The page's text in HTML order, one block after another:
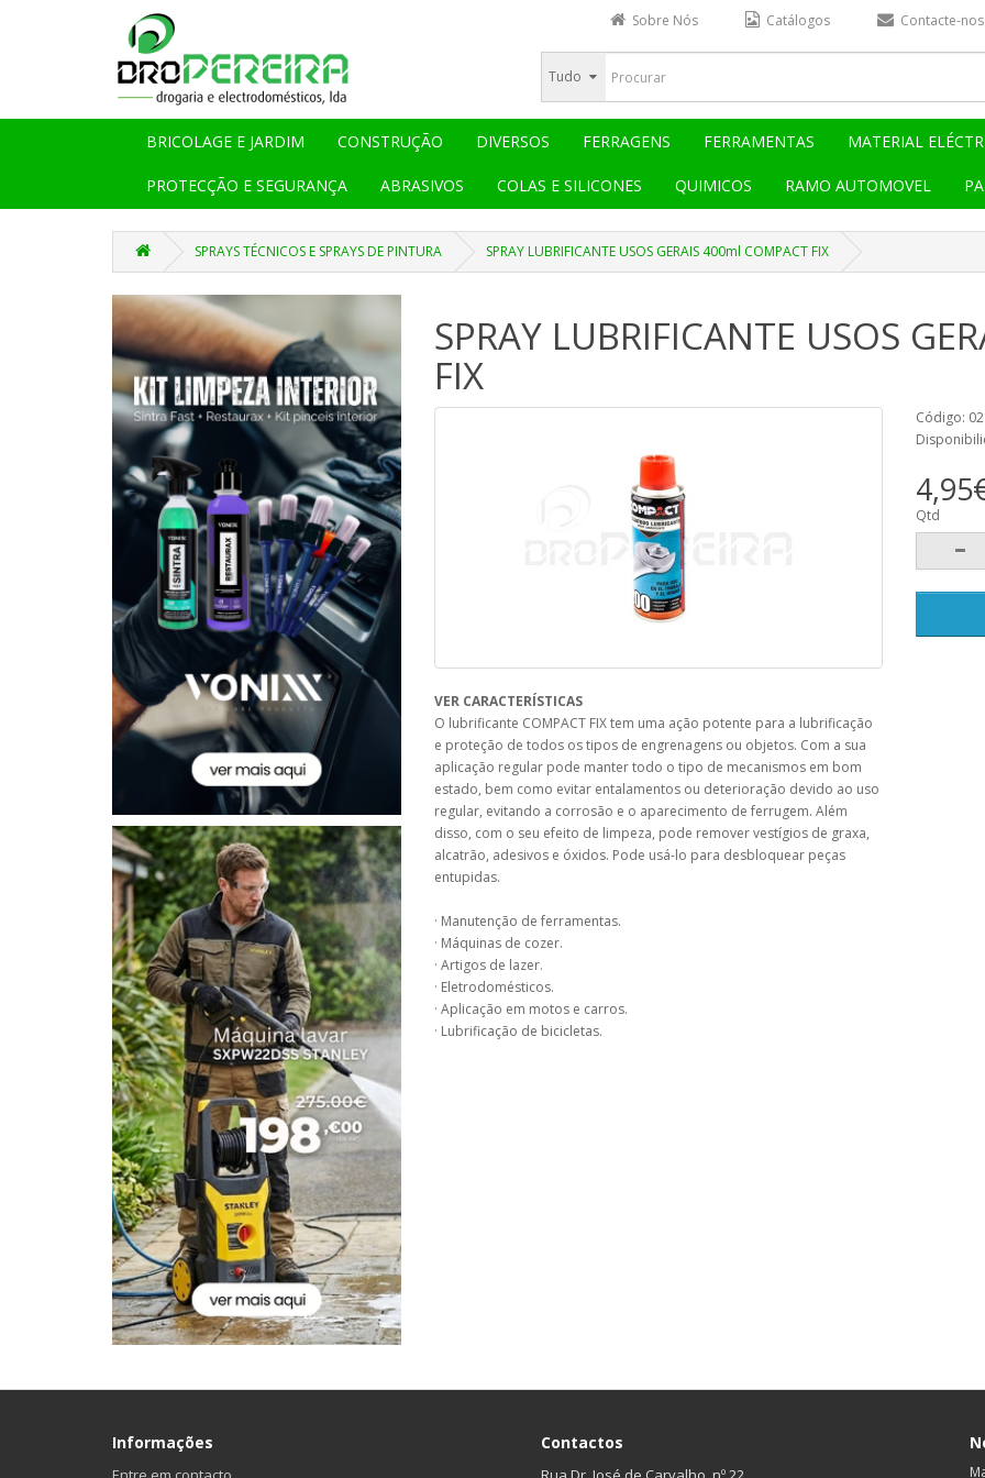
Sobre Nós Catálogos Contacte-nos
Tudo
BRICOLAGE E JARDIM CONSTRUÇÃO DIVERSOS FERRAGENS FERRAMENTAS MATERIAL
PROTECÇÃO E SEGURANÇA ABRASIVOS COLAS E SILICONES QUIMICOS RAMO AUTOMOVEL
SPRAYS TÉCNICOS E SPRAYS DE PINTURA SPRAY LUBRIFICANTE USOS GERAIS 400ml COMPACT FIX
SPRAY LUBRIFICANTE USOS
FIX
VER CARACTERÍSTICAS
O lubrificante COMPACT FIX tem uma ação potente para a lubrificação
e proteção de todos os tipos de engrenagens ou objetos. Com a sua
aplicação regular pode manter todo o tipo de mecanismos em bom
estado, bem como evitar entalamentos ou deterioração devido ao uso
regular, evitando a corrosão e o aparecimento de ferrugem. Além
disso, com o seu efeito de limpeza, pode remover vestígios de graxa,
alcatrão, adesivos e óxidos. Pode usá-lo para desbloquear peças
entupidas.
· Manutenção de ferramentas.
· Máquinas de cozer.
· Artigos de lazer.
· Eletrodomésticos.
· Aplicação em motos e carros.
· Lubrificação de bicicletas.
Código:
Qtd
Informações Contactos